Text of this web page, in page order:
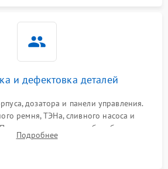
и дефектовка деталей
дозатора и панели управления.
ремня, ТЭНа, сливного насоса и
Проверка подшипников барабана и
а манжеты люка на разрывы.
Подробнее